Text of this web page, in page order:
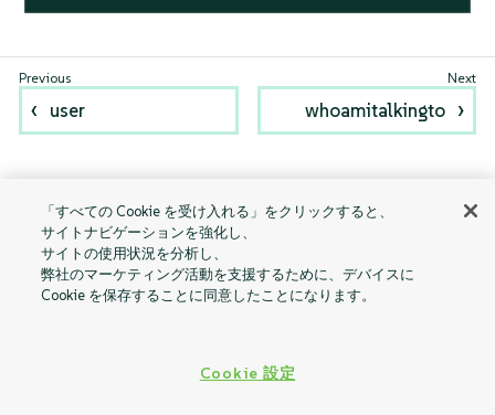
user whoamitalkingto
「すべての Cookie を受け入れる」をクリックすると、
サイトナビゲーションを強化し、
サイトの使用状況を分析し、
弊社のマーケティング活動を支援するために、デバイスに
Cookie を保存することに同意したことになります。
Cookie 設定